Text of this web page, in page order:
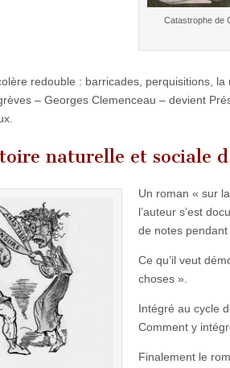
Catastrophe de
redouble : barricades, perquisitions,
– Georges Clemenceau – devient
naturelle et sociale
Un roman « sur
l’auteur s’est
de notes pendant
Ce qu’il veut
choses ».
Intégré au cycle
Comment y
Finalement le